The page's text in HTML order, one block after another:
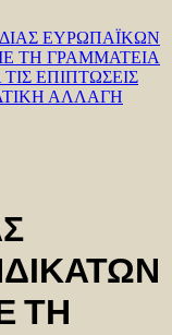
ΕΥΡΩΠΑΪΚΩΝ
ΤΗ ΓΡΑΜΜΑΤΕΙΑ
ΕΠΙΠΤΩΣΕΙΣ
ΑΛΛΑΓΗ
ΤΗ